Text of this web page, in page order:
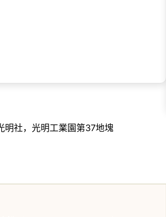
明社，光明工業園第37地塊